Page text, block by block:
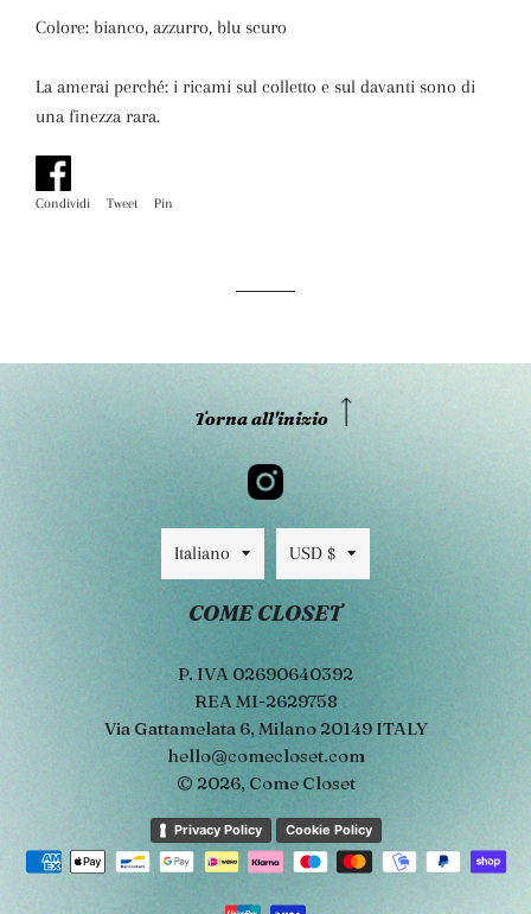
Colore: bianco, azzurro, blu scuro
La amerai perché: i ricami sul colletto e sul davanti sono di
una finezza rara.
Condividi
Condividi
Tweet
Twitta
Pin
Lingua
Italiano Valuta
USD $
COME CLOSET
P. IVA 02690640392
REA MI-2629758
Via Gattamelata 6, Milano 20149 ITALY
hello@comecloset.com
© 2026, Come Closet
Privacy Policy Cookie Policy
Metodi
di
Torna all'inizio